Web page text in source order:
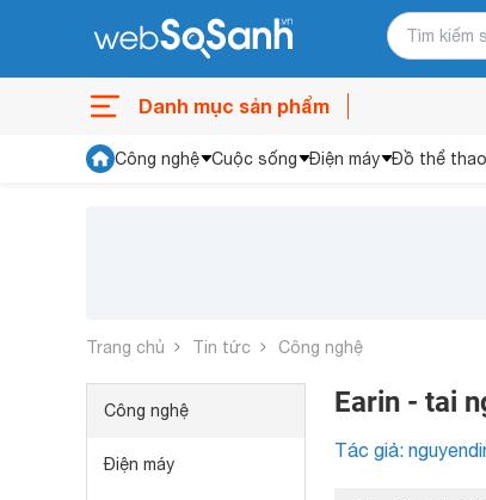
Danh mục sản phẩm
Công nghệ Cuộc sống Điện máy Đồ thể thao
Trang chủ Tin tức Công nghệ
Công nghệ
Điện máy
Earin - tai
Tác giả: